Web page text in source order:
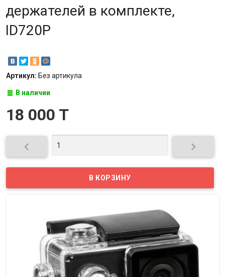
держателей в комплекте,
ID720P
Артикул: Без артикула
В наличии
18 000 T
 